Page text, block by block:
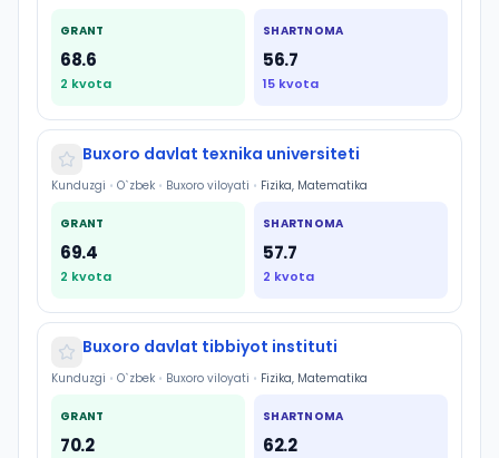
GRANT
68.6
2 kvota
SHARTNOMA
56.7
15 kvota
Buxoro davlat texnika universiteti
Kunduzgi • O`zbek • Buxoro viloyati • Fizika, Matematika
GRANT
69.4
2 kvota
SHARTNOMA
57.7
2 kvota
Buxoro davlat tibbiyot instituti
Kunduzgi • O`zbek • Buxoro viloyati • Fizika, Matematika
GRANT
70.2
SHARTNOMA
62.2